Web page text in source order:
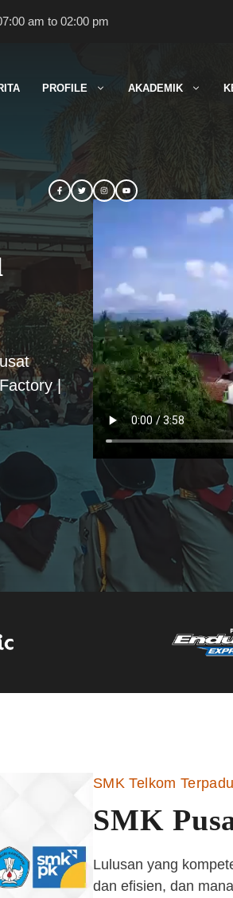
am to 02:00 pm
PROFILE AKADEMIK
|
SMK Telkom
SMK
Lulusan yang
dan efisien, dan